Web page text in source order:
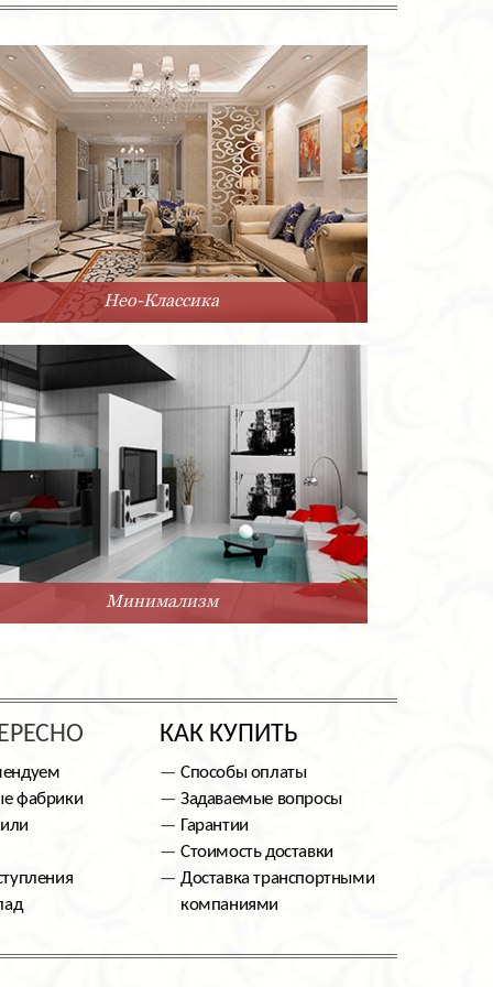
Нео-Классика
Минимализм
фабрики
КАК КУПИТЬ
Способы оплаты
Задаваемые вопросы
Гарантии
Стоимость доставки
Доставка транспортными
компаниями